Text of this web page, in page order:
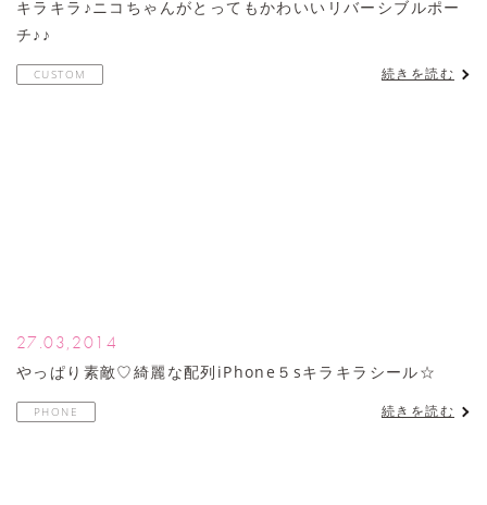
キラキラ♪ニコちゃんがとってもかわいいリバーシブルポー
チ♪♪
CUSTOM 続きを読む
27.03,2014
やっぱり素敵♡綺麗な配列iPhone５sキラキラシール☆
PHONE 続きを読む